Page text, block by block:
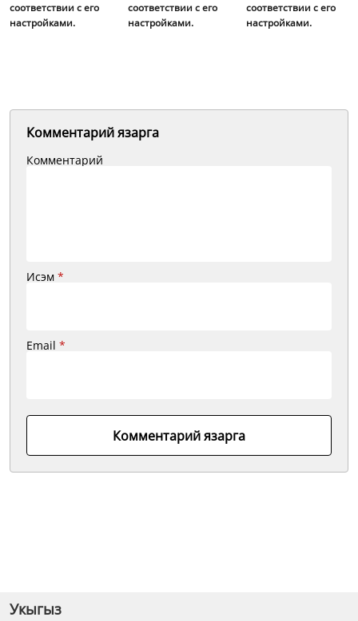
соответствии с его
настройками.
соответствии с его
настройками.
соответствии с его
настройками.
Комментарий язарга
Комментарий
Исэм *
Email *
Комментарий язарга
Укыгыз